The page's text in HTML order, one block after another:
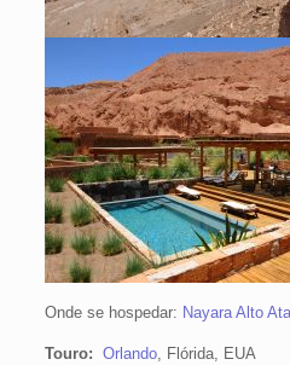
Onde se hospedar: Nayara Alto
Touro: Orlando, Flórida, EUA